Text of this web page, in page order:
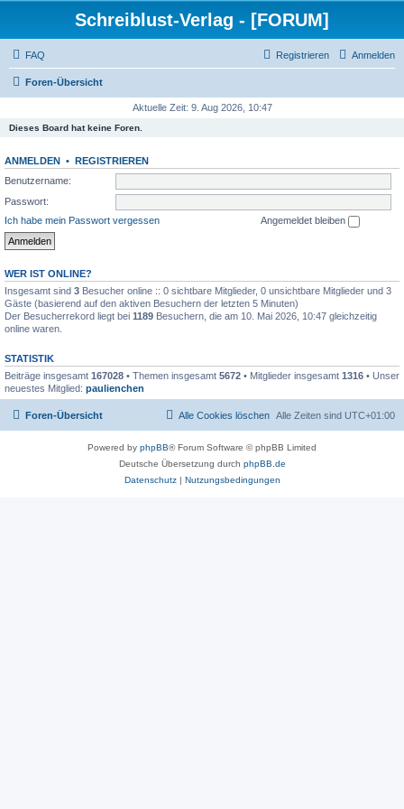
Schreiblust-Verlag - [FORUM]
FAQ Anmelden
Registrieren
Foren-Übersicht
Aktuelle Zeit: 9. Aug 2026, 10:47
Dieses Board hat keine Foren.
ANMELDEN • REGISTRIEREN
Benutzername:
Passwort:
Ich habe mein Passwort vergessen
Angemeldet bleiben
WER IST ONLINE?
Insgesamt sind 3 Besucher online :: 0 sichtbare Mitglieder, 0 unsichtbare Mitglieder und 3
Gäste (basierend auf den aktiven Besuchern der letzten 5 Minuten)
Der Besucherrekord liegt bei 1189 Besuchern, die am 10. Mai 2026, 10:47 gleichzeitig
online waren.
STATISTIK
Beiträge insgesamt 167028 • Themen insgesamt 5672 • Mitglieder insgesamt 1316 • Unser
neuestes Mitglied: paulienchen
Foren-Übersicht Alle Zeiten sind UTC+01:00
Alle Cookies löschen
Powered by phpBB® Forum Software © phpBB Limited
Deutsche Übersetzung durch phpBB.de
Datenschutz| Nutzungsbedingungen